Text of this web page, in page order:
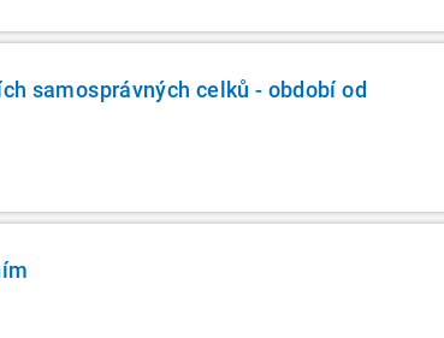
samosprávných celků - období od